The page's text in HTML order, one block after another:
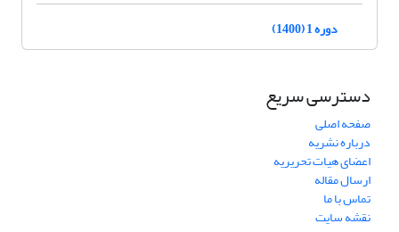
دوره 1 (1400)
دسترسی سریع
صفحه اصلی
درباره نشریه
اعضای هیات تحریریه
ارسال مقاله
تماس با ما
نقشه سایت